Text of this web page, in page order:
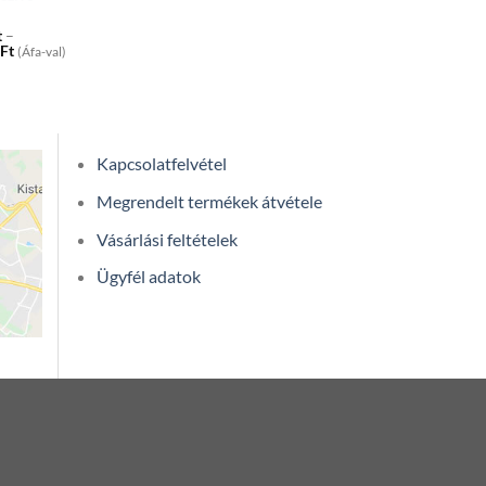
–
FtPrice
range:
591Ft
(Áfa-val)
Kapcsolatfelvétel
Megrendelt termékek átvétele
Vásárlási feltételek
Ügyfél adatok